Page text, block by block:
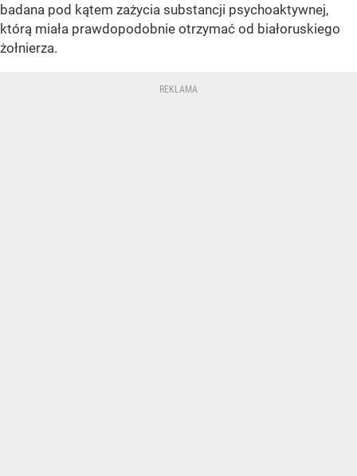
badana pod kątem zażycia substancji psychoaktywnej,
którą miała prawdopodobnie otrzymać od białoruskiego
żołnierza.